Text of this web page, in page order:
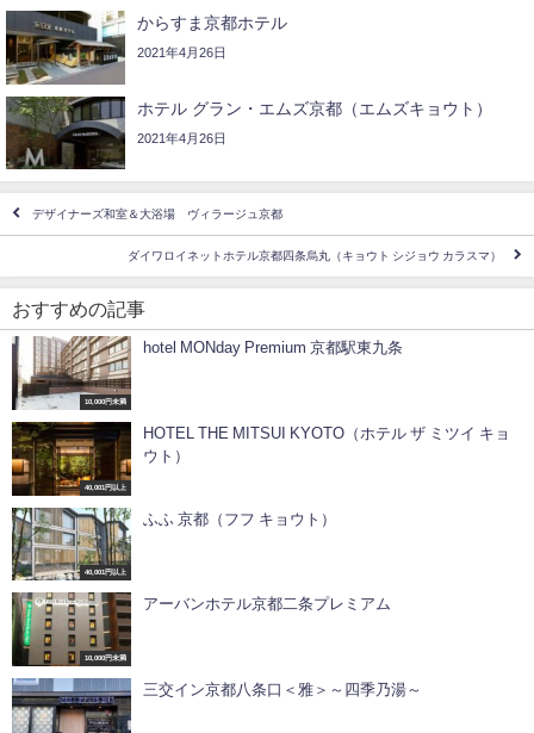
からすま京都ホテル
2021年4月26日
ホテル グラン・エムズ京都（エムズキョウト）
2021年4月26日
デザイナーズ和室＆大浴場 ヴィラージュ京都
ダイワロイネットホテル京都四条烏丸（キョウト シジョウ カラスマ）
おすすめの記事
10,000円未満
hotel MONday Premium 京都駅東九条
40,001円以上
HOTEL THE MITSUI KYOTO（ホテル ザ ミツイ キョ
ウト）
40,001円以上
ふふ 京都（フフ キョウト）
10,000円未満
アーバンホテル京都二条プレミアム
三交イン京都八条口＜雅＞～四季乃湯～